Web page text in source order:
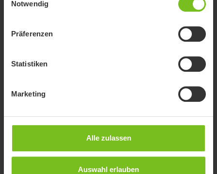
Notwendig
Präferenzen
Statistiken
Marketing
Alle zulassen
Auswahl erlauben
Zusätzliche Gewichte
Zusätzliche Gewichte: 2 + 2 kg. Ideal zur Erhöhung der
Traktion auf dem Boden.
Neu